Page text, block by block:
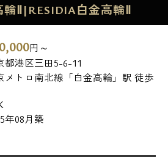
輪Ⅱ|RESIDIA白金高輪Ⅱ
円～
都港区三田5-6-11
メトロ南北線「白金高輪」駅 徒歩
年08月築